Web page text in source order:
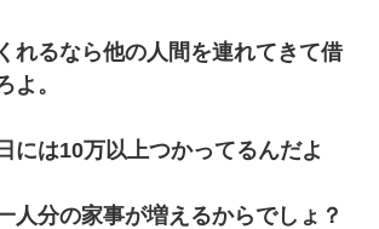
れるなら他の人間を連れてきて借
よ。
には10万以上つかってるんだよ
人分の家事が増えるからでしょ？